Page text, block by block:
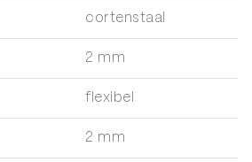
cortenstaal
2 mm
flexibel
2 mm